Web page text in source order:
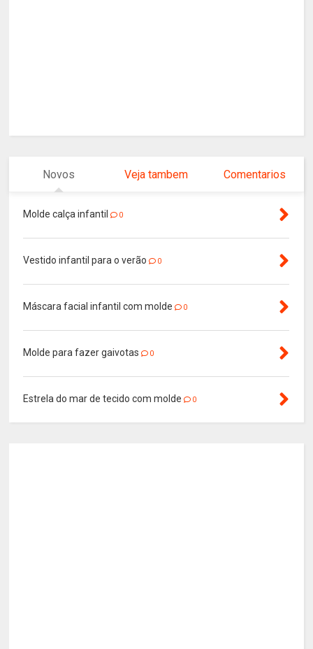
Novos Veja tambem Comentarios
Molde calça infantil 0
Vestido infantil para o verão 0
Máscara facial infantil com molde 0
Molde para fazer gaivotas 0
Estrela do mar de tecido com molde 0